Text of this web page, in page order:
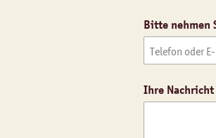
Bitte nehmen
Ihre Nachricht